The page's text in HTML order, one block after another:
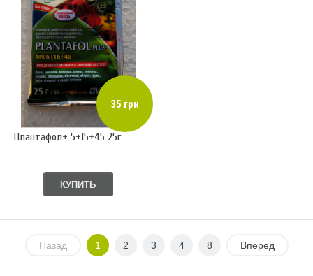
35 грн
Плантафол+ 5+15+45 25г
КУПИТЬ
Назад 1 2 3 4 8 Вперед